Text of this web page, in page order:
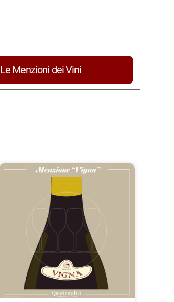
Le Menzioni dei Vini